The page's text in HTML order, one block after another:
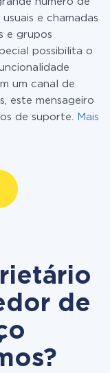
e chamadas
e grupos
possibilita o
um canal de
este mensageiro
de suporte.
Mais
de